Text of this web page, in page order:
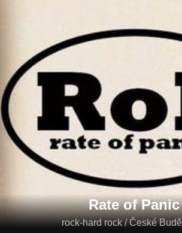
Rate of Panic
rock-hard rock / České